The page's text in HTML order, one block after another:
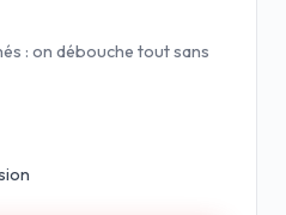
: on débouche tout sans